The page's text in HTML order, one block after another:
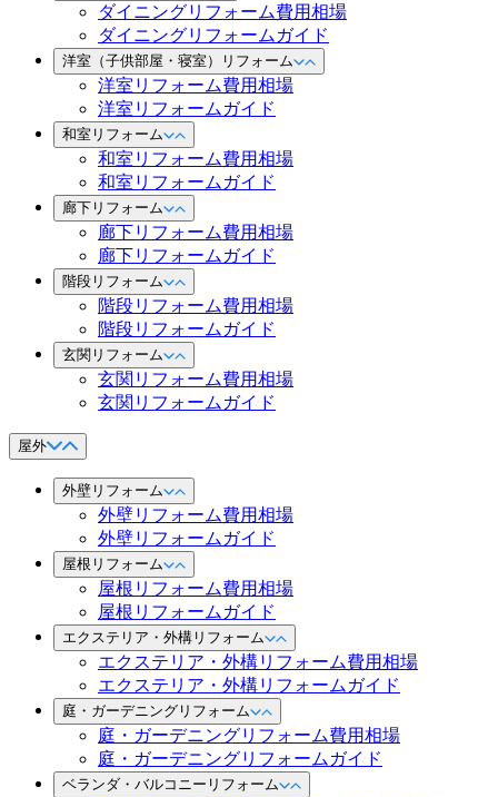
ダイニングリフォーム費用相場
ダイニングリフォームガイド
洋室（子供部屋・寝室）リフォーム
洋室リフォーム費用相場
洋室リフォームガイド
和室リフォーム
和室リフォーム費用相場
和室リフォームガイド
廊下リフォーム
廊下リフォーム費用相場
廊下リフォームガイド
階段リフォーム
階段リフォーム費用相場
階段リフォームガイド
玄関リフォーム
玄関リフォーム費用相場
玄関リフォームガイド
屋外
外壁リフォーム
外壁リフォーム費用相場
外壁リフォームガイド
屋根リフォーム
屋根リフォーム費用相場
屋根リフォームガイド
エクステリア・外構リフォーム
エクステリア・外構リフォーム費用相場
エクステリア・外構リフォームガイド
庭・ガーデニングリフォーム
庭・ガーデニングリフォーム費用相場
庭・ガーデニングリフォームガイド
ベランダ・バルコニーリフォーム